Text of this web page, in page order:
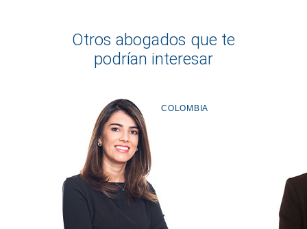
Otros abogados que te
podrían interesar
COLOMBIA